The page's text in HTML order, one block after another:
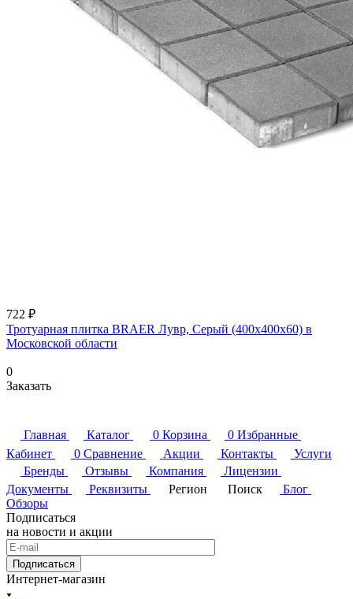
722 ₽
Тротуарная плитка BRAER Лувр, Серый (400х400х60) в
Московской области
0
Заказать
Главная Каталог 0 Корзина 0 Избранные
Кабинет
0 Сравнение Акции Контакты
Услуги
Бренды
Отзывы Компания
Лицензии
Документы
Реквизиты Регион Поиск
Блог
Обзоры
Подписаться
на новости и акции
Подписаться
Интернет-магазин